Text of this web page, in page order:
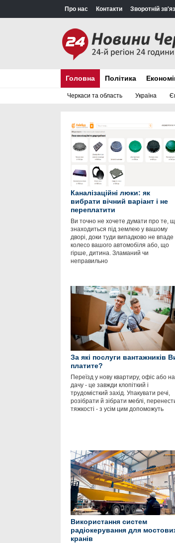
Про нас Контакти Зворотній
Головна
Черкаси та область Україна
Політика
Каналізаційні люки: як
вибрати вічний варіант і не
переплатити
Ви точно не хочете думати про те,
знаходиться під землею у вашому
дворі, доки туди випадково не впаде
колесо вашого автомобіля або, що
гірше, дитина. Зламаний чи
неправильно
За які послуги вантажників
платите?
Переїзд у нову квартиру, офіс або на
дачу - це завжди клопіткий і
трудомісткий захід. Упакувати речі,
розібрати й зібрати меблі,
тяжкості - з усім цим допоможуть
Використання систем
радіокерування для
кранів